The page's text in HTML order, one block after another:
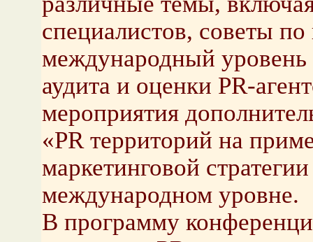
специалистов, советы по
международный уровень
аудита и оценки PR-
мероприятия
«PR территорий на
маркетинговой
международном уровне.
В программу